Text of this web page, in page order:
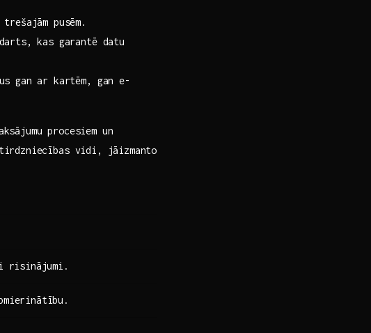
pusēm.
kas garantē datu
gan ar kartēm, gan e-
procesiem un
vidi, jāizmanto‍
⁤risinājumi.